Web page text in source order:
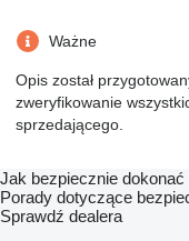
Ważne
Opis został
zweryfikowanie
sprzedającego.
Jak bezpiecznie dokonać
Porady dotyczące
Sprawdź dealera